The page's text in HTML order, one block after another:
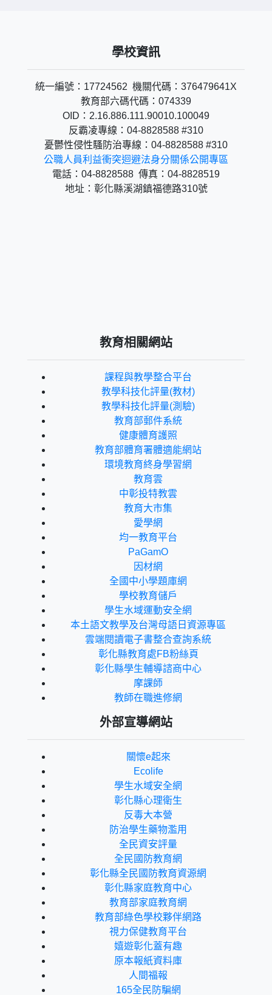
學校資訊
統一編號：17724562 機關代碼：376479641X
教育部六碼代碼：074339
OID：2.16.886.111.90010.100049
反霸凌專線：04-8828588 #310
憂鬱性侵性騷防治專線：04-8828588 #310
公職人員利益衝突迴避法身分關係公開專區
電話：04-8828588 傳真：04-8828519
地址：彰化縣溪湖鎮福德路310號
教育相關網站
課程與教學整合平台
教學科技化評量(教材)
教學科技化評量(測驗)
教育部郵件系統
健康體育護照
教育部體育署體適能網站
環境教育終身學習網
教育雲
中彰投特教雲
教育大市集
愛學網
均一教育平台
PaGamO
因材網
全國中小學題庫網
學校教育儲戶
學生水域運動安全網
本土語文教學及台灣母語日資源專區
雲端閱讀電子書整合查詢系統
彰化縣教育處FB粉絲頁
彰化縣學生輔導諮商中心
摩課師
教師在職進修網
外部宣導網站
關懷e起來
Ecolife
學生水域安全網
彰化縣心理衛生
反毒大本營
防治學生藥物濫用
全民資安評量
全民國防教育網
彰化縣全民國防教育資源網
彰化縣家庭教育中心
教育部家庭教育網
教育部綠色學校夥伴網路
視力保健教育平台
嬉遊彰化蓋有趣
原本報紙資料庫
人間福報
165全民防騙網